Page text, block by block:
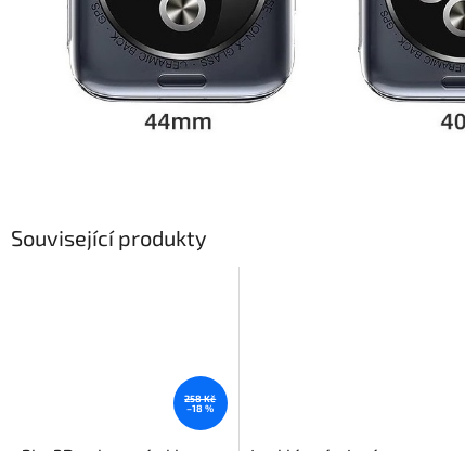
Související produkty
258 Kč
–18 %